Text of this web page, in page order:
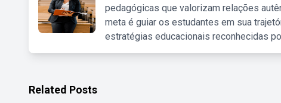
pedagógicas que valorizam relações
meta é guiar os estudantes em sua
estratégias educacionais reconhecidas
Related Posts